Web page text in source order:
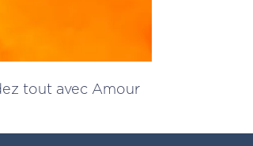
tout avec Amour